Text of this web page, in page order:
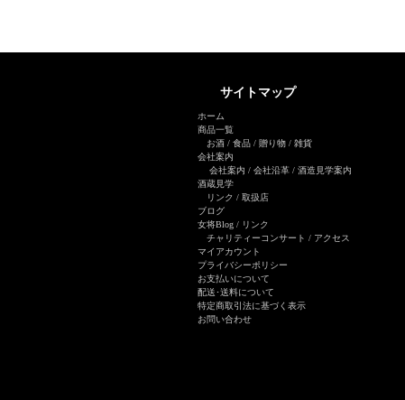
サイトマップ
ホーム
商品一覧
お酒 / 食品 / 贈り物 / 雑貨
会社案内
会社案内 / 会社沿革 / 酒造見学案内
酒蔵見学
リンク / 取扱店
ブログ
女将Blog / リンク
チャリティーコンサート / アクセス
マイアカウント
プライバシーポリシー
お支払いについて
配送･送料について
特定商取引法に基づく表示
お問い合わせ